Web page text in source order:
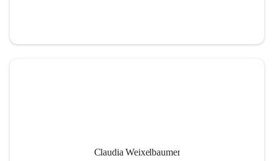
Claudia Weixelbaumer